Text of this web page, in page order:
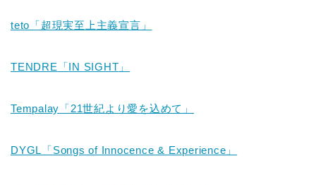
teto「超現実至上主義宣言」
TENDRE 「IN SIGHT 」
Tempalay 「21世紀より愛を込めて」
DYGL「Songs of Innocence & Experience」